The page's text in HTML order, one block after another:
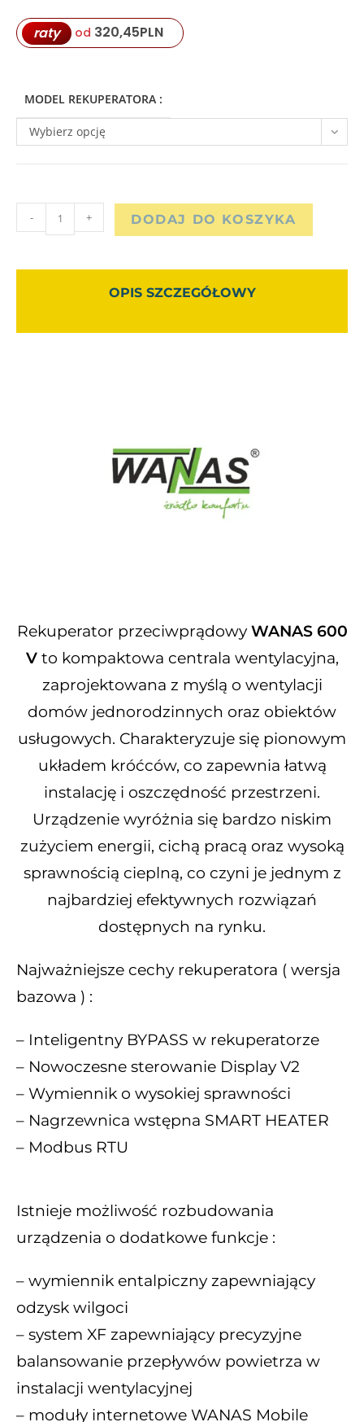
raty od 320,45PLN
MODEL REKUPERATORA :
Wybierz opcję
- + DODAJ DO KOSZYKA
OPIS SZCZEGÓŁOWY
Rekuperator przeciwprądowy WANAS 600
Vto kompaktowa centrala wentylacyjna,
zaprojektowana z myślą o wentylacji
domów jednorodzinnych oraz obiektów
usługowych. Charakteryzuje się pionowym
układem króćców, co zapewnia łatwą
instalację i oszczędność przestrzeni.
Urządzenie wyróżnia się bardzo niskim
zużyciem energii, cichą pracą oraz wysoką
sprawnością cieplną, co czyni je jednym z
najbardziej efektywnych rozwiązań
dostępnych na rynku.
Najważniejsze cechy rekuperatora ( wersja
bazowa ) :
– Inteligentny BYPASS w rekuperatorze
– Nowoczesne sterowanie Display V2
– Wymiennik o wysokiej sprawności
– Nagrzewnica wstępna SMART HEATER
– Modbus RTU
Istnieje możliwość rozbudowania
urządzenia o dodatkowe funkcje :
– wymiennik entalpiczny zapewniający
odzysk wilgoci
– system XF zapewniający precyzyjne
balansowanie przepływów powietrza w
instalacji wentylacyjnej
– moduły internetowe WANAS Mobile